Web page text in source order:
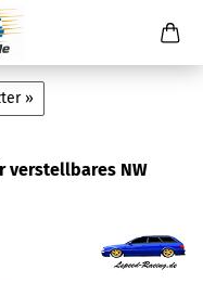
»
verstellbares NW